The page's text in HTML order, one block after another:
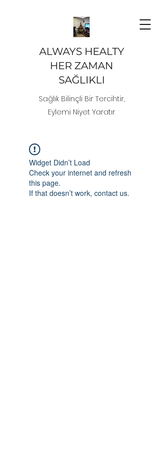
ALWAYS HEALTY
HER ZAMAN
SAĞLIKLI
Sağlık Bilinçli Bir Tercihtir,
Eylemi Niyet Yaratır
Widget Didn’t Load
Check your internet and refresh
this page.
If that doesn’t work, contact us.